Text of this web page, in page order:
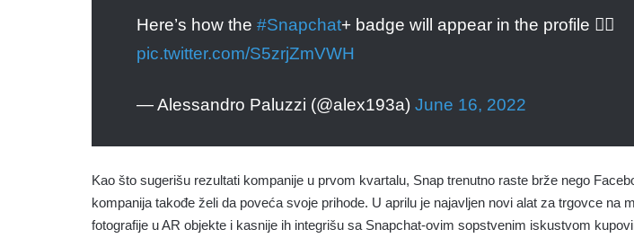
Here’s how the #Snapchat+ badge will appear in the profile 👇🏻
pic.twitter.com/S5zrjZmVWH
— Alessandro Paluzzi (@alex193a) June 16, 2022
Kao što sugerišu rezultati kompanije u prvom kvartalu, Snap trenutno raste brže nego
kompanija takođe želi da poveća svoje prihode. U aprilu je najavljen novi alat za trgovce na
fotografije u AR objekte i kasnije ih integrišu sa Snapchat-ovim sopstvenim iskustvom